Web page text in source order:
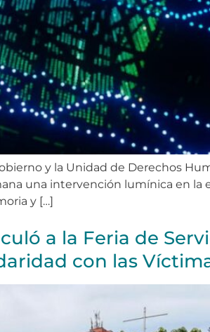
y la Unidad de Derechos
una intervención lumínica en la
y […]
a la Feria de
con las